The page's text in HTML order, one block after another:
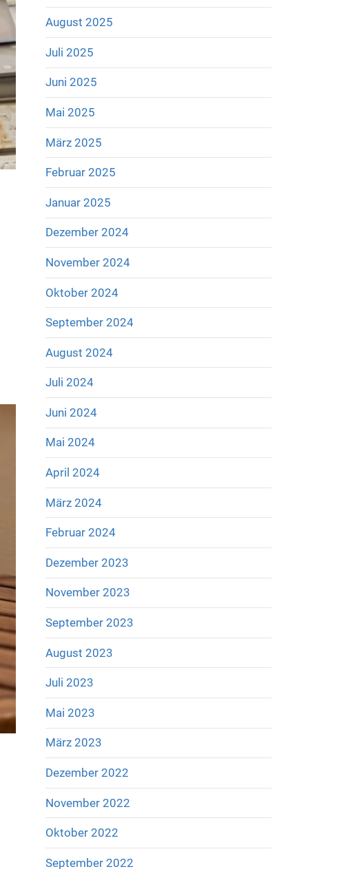
August 2025
Juli 2025
Juni 2025
Mai 2025
März 2025
Februar 2025
Januar 2025
Dezember 2024
November 2024
Oktober 2024
September 2024
August 2024
Juli 2024
Juni 2024
Mai 2024
April 2024
März 2024
Februar 2024
Dezember 2023
November 2023
September 2023
August 2023
Juli 2023
Mai 2023
März 2023
Dezember 2022
November 2022
Oktober 2022
September 2022